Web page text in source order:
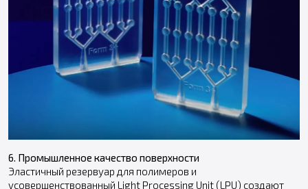
6. Промышленное качество поверхности
Эластичный резервуар для полимеров и
усовершенствованный Light Processing Unit (LPU) создают